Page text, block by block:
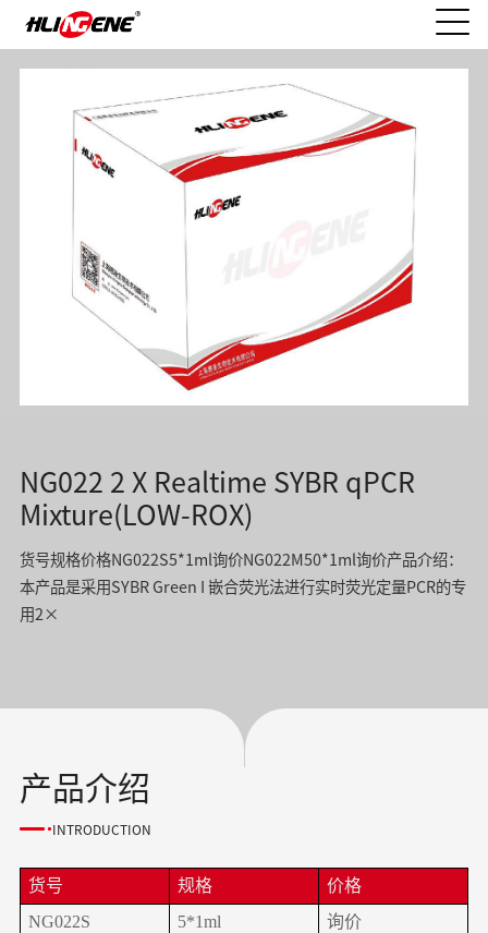
NG022 2 X Realtime SYBR qPCR
Mixture(LOW-ROX)
货号规格价格NG022S5*1ml询价NG022M50*1ml询价产品介绍：
本产品是采用SYBR Green I 嵌合荧光法进行实时荧光定量PCR的专
用2×
产品介绍
INTRODUCTION
货号 规格
价格
NG022S
5*1ml
询价